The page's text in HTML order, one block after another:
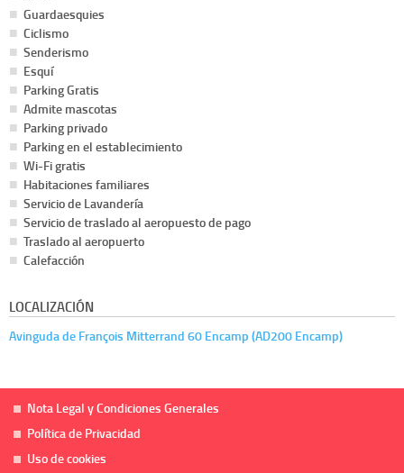
Guardaesquies
Ciclismo
Senderismo
Esquí
Parking Gratis
Admite mascotas
Parking privado
Parking en el establecimiento
Wi-Fi gratis
Habitaciones familiares
Servicio de Lavandería
Servicio de traslado al aeropuesto de pago
Traslado al aeropuerto
Calefacción
LOCALIZACIÓN
Avinguda de François Mitterrand 60 Encamp (AD200 Encamp)
Nota Legal y Condiciones Generales
Política de Privacidad
Uso de cookies